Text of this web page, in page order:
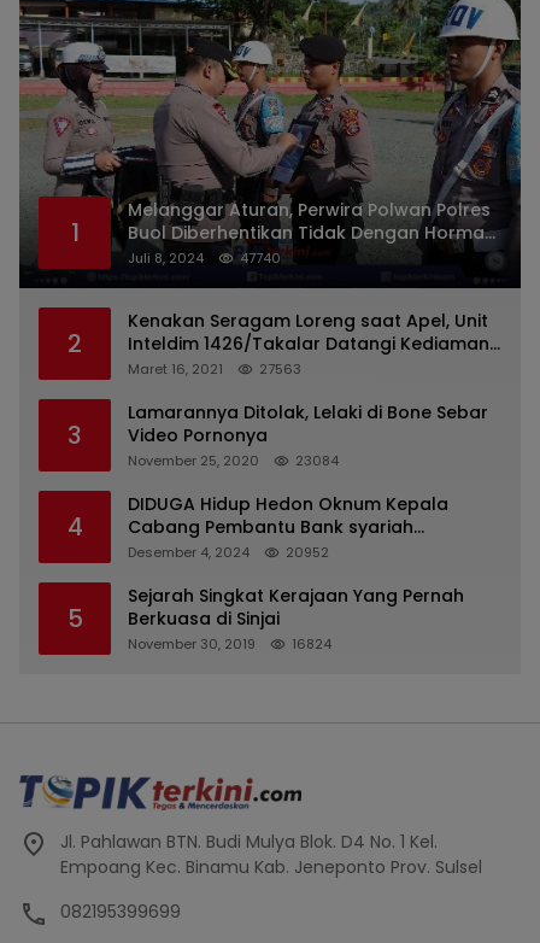
1
Melanggar Aturan, Perwira Polwan Polres
Buol Diberhentikan Tidak Dengan Hormat
Dari Dinas Kepolisian
Juli 8, 2024 47740
2
Kenakan Seragam Loreng saat Apel, Unit
Inteldim 1426/Takalar Datangi Kediaman
Kasatpol PP
Maret 16, 2021 27563
3
Lamarannya Ditolak, Lelaki di Bone Sebar
Video Pornonya
November 25, 2020 23084
4
DIDUGA Hidup Hedon Oknum Kepala
Cabang Pembantu Bank syariah
Indonesia Unit Hasan Basri di Banjarmasin
Milyaran Rupiah dan Bilyet Giro Tidak
Terdaftar, OJK Kalsel : Bertemu Tanggal 11
Desember 4, 2024 20952
5
Sejarah Singkat Kerajaan Yang Pernah
Berkuasa di Sinjai
November 30, 2019 16824
Jl. Pahlawan BTN. Budi Mulya Blok. D4 No. 1 Kel.
Empoang Kec. Binamu Kab. Jeneponto Prov. Sulsel
082195399699